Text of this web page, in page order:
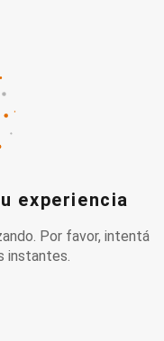
experiencia
Por favor, intentá
instantes.